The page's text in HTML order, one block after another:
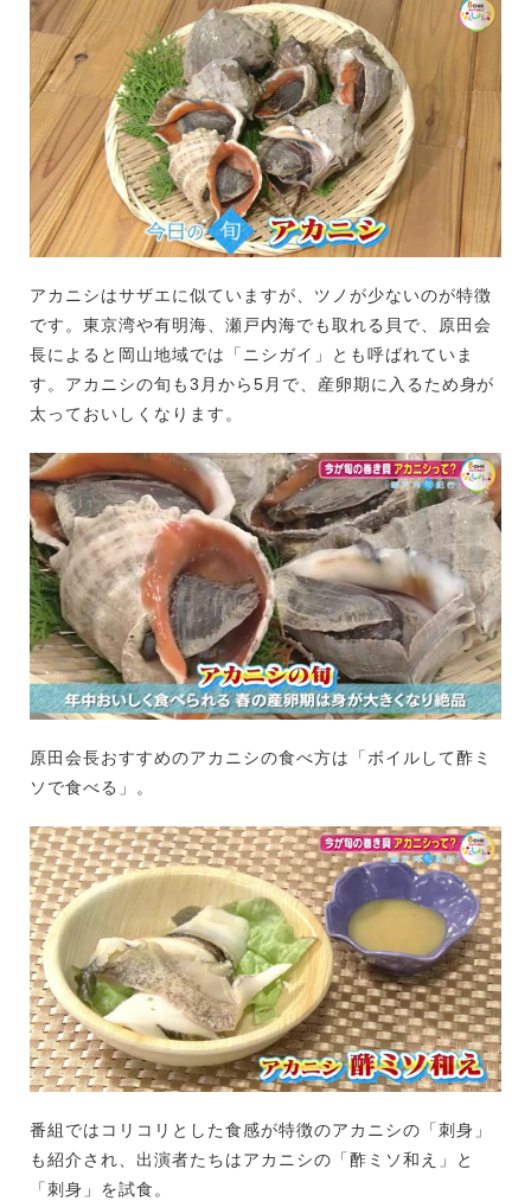
アカニシはサザエに似ていますが、ツノが少ないのが特徴
です。東京湾や有明海、瀬戸内海でも取れる貝で、原田会
長によると岡山地域では「ニシガイ」とも呼ばれていま
す。アカニシの旬も3月から5月で、産卵期に入るため身が
太っておいしくなります。
原田会長おすすめのアカニシの食べ方は「ボイルして酢ミ
ソで食べる」。
番組ではコリコリとした食感が特徴のアカニシの「刺身」
も紹介され、出演者たちはアカニシの「酢ミソ和え」と
「刺身」を試食。